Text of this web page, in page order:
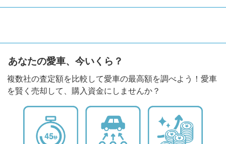
あなたの愛車、今いくら？
複数社の査定額を比較して愛車の最高額を調べよう！愛車
を賢く売却して、購入資金にしませんか？